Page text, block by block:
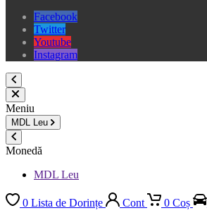
Facebook
Twitter
Youtube
Instagram
Meniu
MDL Leu
Monedă
MDL Leu
0 Lista de Dorințe Cont 0 Coș